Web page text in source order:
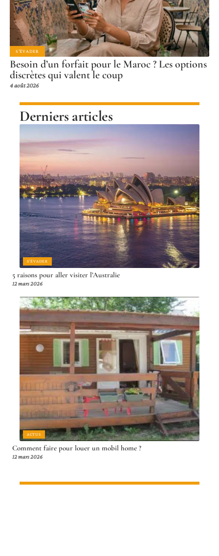
S'ÉVADER
Besoin d’un forfait pour le Maroc ? Les options
discrètes qui valent le coup
4 août 2026
Derniers articles
S'ÉVADER
5 raisons pour aller visiter l’Australie
12 mars 2026
ACTUS
Comment faire pour louer un mobil home ?
12 mars 2026